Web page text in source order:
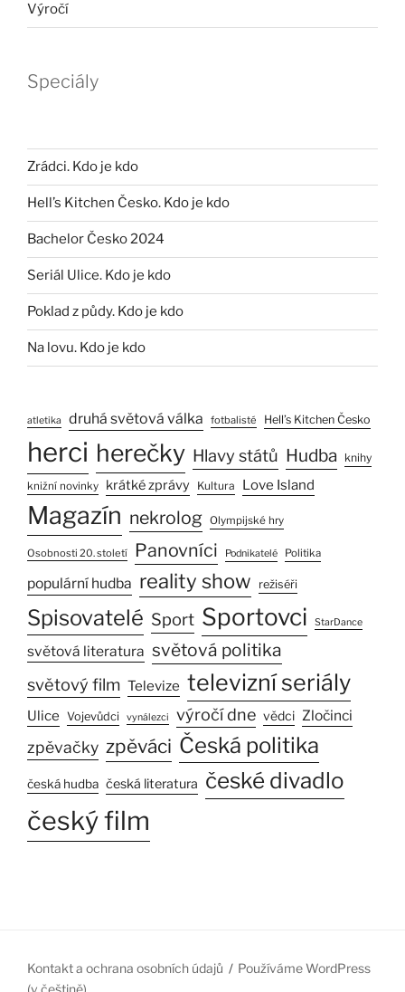
Výročí
Speciály
Zrádci. Kdo je kdo
Hell’s Kitchen Česko. Kdo je kdo
Bachelor Česko 2024
Seriál Ulice. Kdo je kdo
Poklad z půdy. Kdo je kdo
Na lovu. Kdo je kdo
atletika druhá světová válka fotbalisté Hell’s Kitchen Česko
herci herečky Hlavy států Hudba knihy
knižní novinky krátké zprávy Kultura Love Island
Magazín nekrolog Olympijské hry
Osobnosti 20. století Panovníci Podnikatelé Politika
populární hudba reality show režiséři
Spisovatelé Sport Sportovci StarDance
světová literatura světová politika
světový film Televize televizní seriály
Ulice Vojevůdci vynálezci výročí dne vědci Zločinci
zpěvačky zpěváci Česká politika
česká hudba česká literatura české divadlo
český film
Kontakt a ochrana osobních údajů
Používáme WordPress